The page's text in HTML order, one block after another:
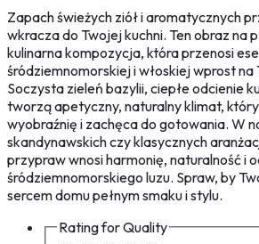
Zapach świeżych ziół i aromatycznych
wkracza do Twojej kuchni. Ten obraz na
kulinarna kompozycja, która przenosi
śródziemnomorskiej i włoskiej wprost na
Soczysta zieleń bazylii, ciepłe odcienie
tworzą apetyczny, naturalny klimat,
wyobraźnię i zachęca do gotowania. W
skandynawskich czy klasycznych
przypraw wnosi harmonię, naturalność i
śródziemnomorskiego luzu. Spraw, by
sercem domu pełnym smaku i stylu.
Rating forQuality